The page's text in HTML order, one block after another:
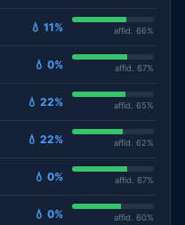
💧 11% affid. 66%
💧 0% affid. 67%
💧 22% affid. 65%
💧 22% affid. 62%
💧 0% affid. 67%
💧 0% affid. 60%